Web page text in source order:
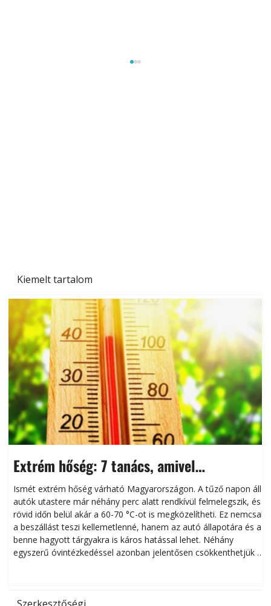
Kiemelt tartalom
Extrém hőség: 7 tanács, amivel
megóvhatjuk autónkat a nyári károktól
Ismét extrém hőség várható Magyarországon. A tűző napon álló
autók utastere már néhány perc alatt rendkívül felmelegszik, és
rövid időn belül akár a 60-70 °C-ot is megközelítheti. Ez nemcsak
a beszállást teszi kellemetlenné, hanem az autó állapotára és a
benne hagyott tárgyakra is káros hatással lehet. Néhány
egyszerű óvintézkedéssel azonban jelentősen csökkenthetjük a